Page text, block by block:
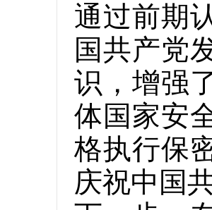
通过前期
国共产党
识，增强
体国家安
格执行保
庆祝中国